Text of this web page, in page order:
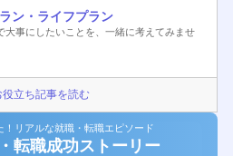
ン・ライフプラン
大事にしたいことを、一緒に考えてみませ
役立ち記事を読む
リアルな就職・転職エピソード
転職成功ストーリー